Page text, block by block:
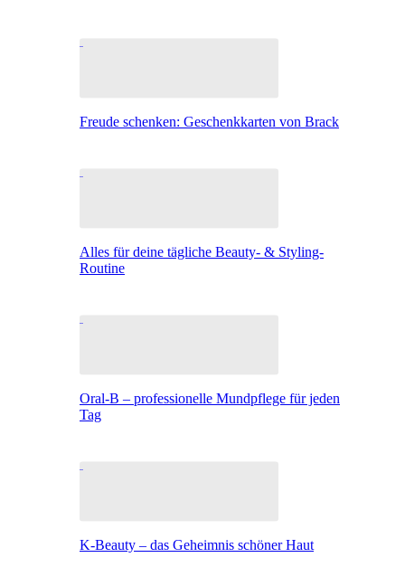
Freude schenken: Geschenkkarten von Brack
Alles für deine tägliche Beauty- & Styling-
Routine
Oral-B – professionelle Mundpflege für jeden
Tag
K-Beauty – das Geheimnis schöner Haut